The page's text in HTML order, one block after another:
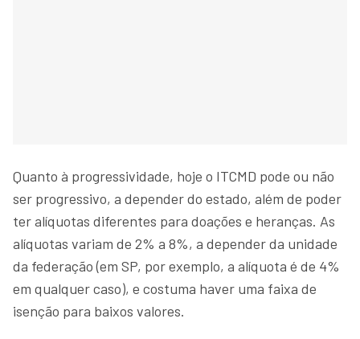
Quanto à progressividade, hoje o ITCMD pode ou não
ser progressivo, a depender do estado, além de poder
ter alíquotas diferentes para doações e heranças. As
alíquotas variam de 2% a 8%, a depender da unidade
da federação (em SP, por exemplo, a alíquota é de 4%
em qualquer caso), e costuma haver uma faixa de
isenção para baixos valores.